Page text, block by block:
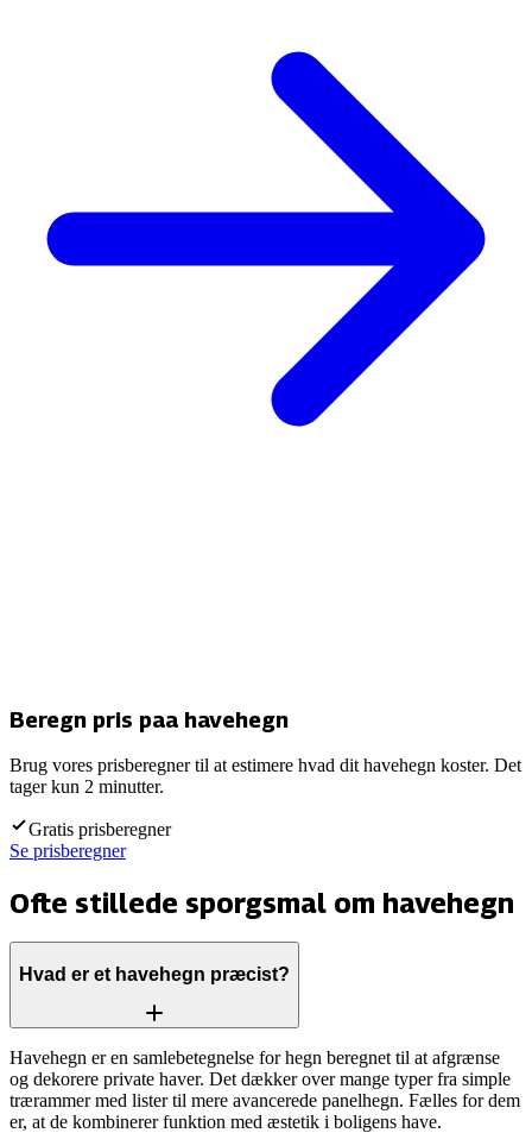
Beregn pris paa havehegn
Brug vores prisberegner til at estimere hvad dit havehegn koster. Det
tager kun 2 minutter.
Gratis prisberegner
Se prisberegner
Ofte stillede sporgsmal om havehegn
Hvad er et havehegn præcist?
Havehegn er en samlebetegnelse for hegn beregnet til at afgrænse
og dekorere private haver. Det dækker over mange typer fra simple
trærammer med lister til mere avancerede panelhegn. Fælles for dem
er, at de kombinerer funktion med æstetik i boligens have.